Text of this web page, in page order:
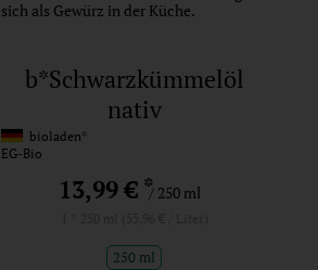
sich als Gewürz in der Küche.
b*Schwarzkümmelöl
nativ
bioladen*
EG-Bio
13,99 € */ 250 ml
250 ml